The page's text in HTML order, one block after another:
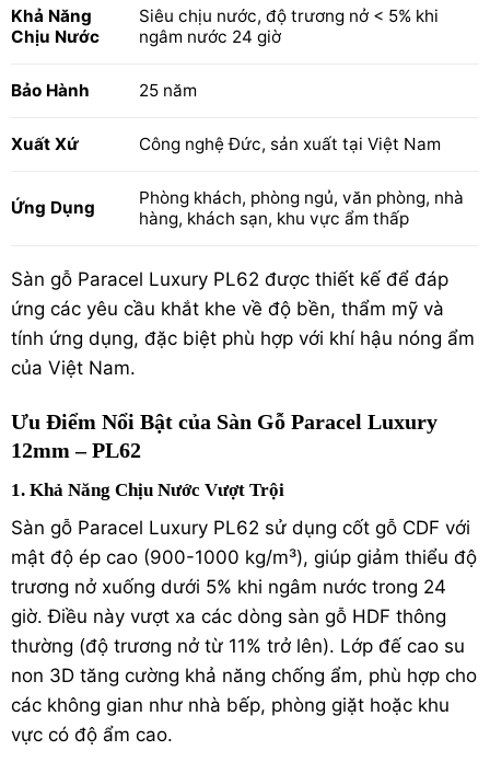
Khả Năng
Chịu Nước
Siêu chịu nước, độ trương nở < 5% khi
ngâm nước 24 giờ
Bảo Hành 25 năm
Xuất Xứ Công nghệ Đức, sản xuất tại Việt Nam
Ứng Dụng
Phòng khách, phòng ngủ, văn phòng, nhà
hàng, khách sạn, khu vực ẩm thấp
Sàn gỗ Paracel Luxury PL62 được thiết kế để đáp
ứng các yêu cầu khắt khe về độ bền, thẩm mỹ và
tính ứng dụng, đặc biệt phù hợp với khí hậu nóng ẩm
của Việt Nam.
Ưu Điểm Nổi Bật của Sàn Gỗ Paracel Luxury
12mm – PL62
1. Khả Năng Chịu Nước Vượt Trội
Sàn gỗ Paracel Luxury PL62 sử dụng cốt gỗ CDF với
mật độ ép cao (900-1000 kg/m³), giúp giảm thiểu độ
trương nở xuống dưới 5% khi ngâm nước trong 24
giờ. Điều này vượt xa các dòng sàn gỗ HDF thông
thường (độ trương nở từ 11% trở lên). Lớp đế cao su
non 3D tăng cường khả năng chống ẩm, phù hợp cho
các không gian như nhà bếp, phòng giặt hoặc khu
vực có độ ẩm cao.